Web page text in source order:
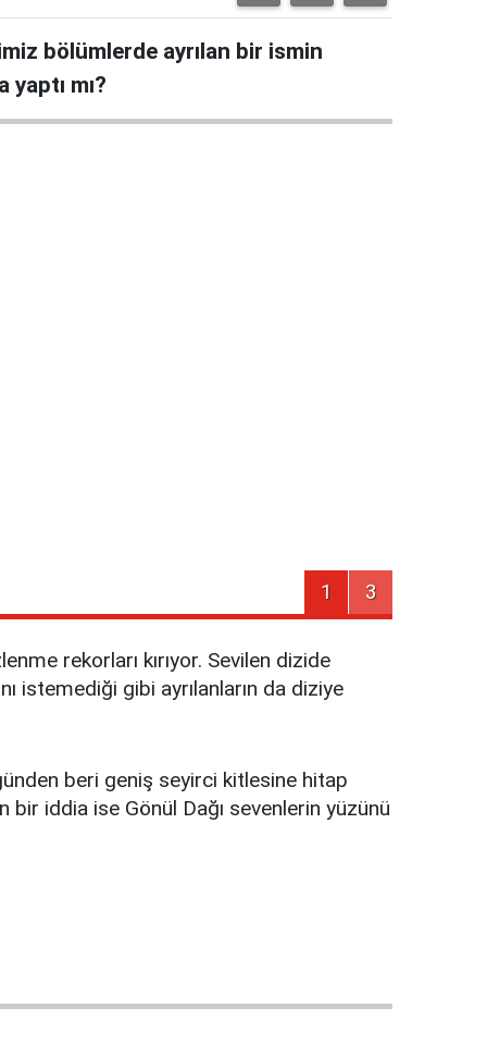
bölümlerde ayrılan bir ismin
mı?
1 3
rekorları kırıyor. Sevilen dizide
istemediği gibi ayrılanların da diziye
beri geniş seyirci kitlesine hitap
iddia ise Gönül Dağı sevenlerin yüzünü